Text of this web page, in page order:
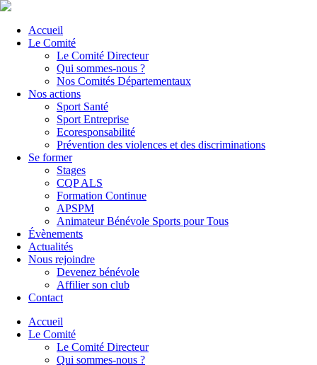
Accueil
Le Comité
Le Comité Directeur
Qui sommes-nous ?
Nos Comités Départementaux
Nos actions
Sport Santé
Sport Entreprise
Ecoresponsabilité
Prévention des violences et des discriminations
Se former
Stages
CQP ALS
Formation Continue
APSPM
Animateur Bénévole Sports pour Tous
Évènements
Actualités
Nous rejoindre
Devenez bénévole
Affilier son club
Contact
Accueil
Le Comité
Le Comité Directeur
Qui sommes-nous ?